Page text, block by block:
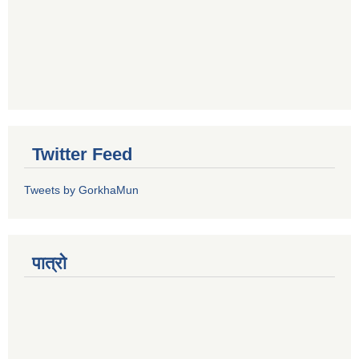
Twitter Feed
Tweets by GorkhaMun
पात्रो